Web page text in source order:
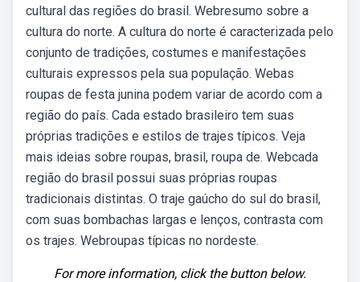
cultural das regiões do brasil. Webresumo sobre a
cultura do norte. A cultura do norte é caracterizada pelo
conjunto de tradições, costumes e manifestações
culturais expressos pela sua população. Webas
roupas de festa junina podem variar de acordo com a
região do país. Cada estado brasileiro tem suas
próprias tradições e estilos de trajes típicos. Veja
mais ideias sobre roupas, brasil, roupa de. Webcada
região do brasil possui suas próprias roupas
tradicionais distintas. O traje gaúcho do sul do brasil,
com suas bombachas largas e lenços, contrasta com
os trajes. Webroupas típicas no nordeste.
For more information, click the button below.